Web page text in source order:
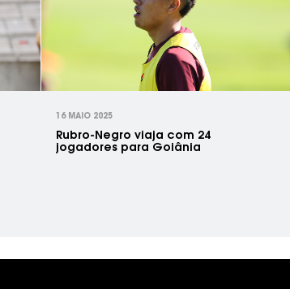
16 MAIO 2025
Rubro-Negro viaja com 24
jogadores para Goiânia